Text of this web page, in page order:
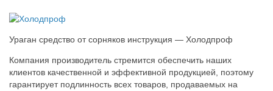
Ураган средство от сорняков инструкция — Холодпроф
Компания производитель стремится обеспечить наших
клиентов качественной и эффективной продукцией, поэтому
гарантирует подлинность всех товаров, продаваемых на